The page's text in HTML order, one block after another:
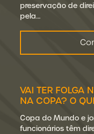
preservação de
pela…
VAI TER FOLGA
NA COPA? O
Copa do Mundo e
funcionários têm